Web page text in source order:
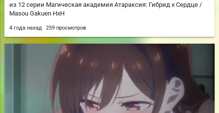
из 12 серии Магическая академия Атараксия: Гибрид x Сердце /
Masou Gakuen HxH
4 года назад 259 просмотров